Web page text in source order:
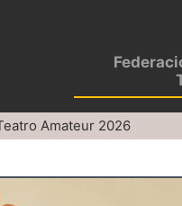
Amateur 2026